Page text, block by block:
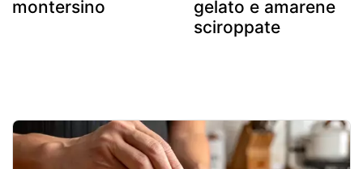
montersino
gelato e amarene
sciroppate